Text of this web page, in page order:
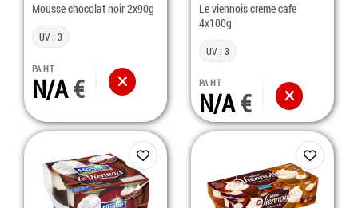
Mousse chocolat noir 2x90g
UV : 3
PA HT
N/A
Le viennois creme cafe
4x100g
UV : 3
PA HT
N/A